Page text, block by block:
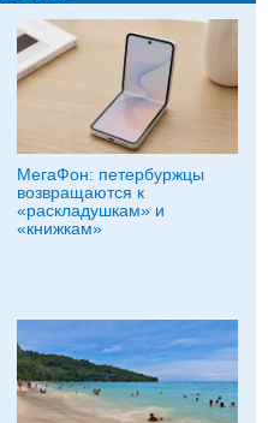
МегаФон: петербуржцы
возвращаются к
«раскладушкам» и
«книжкам»